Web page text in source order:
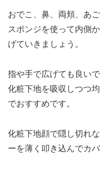
おでこ、鼻、両頬、あ
スポンジを使って内側
げていきましょう。
指や手で広げても良い
化粧下地を吸収しつつ
でおすすめです。
化粧下地顔で隠し切れ
ーを薄く叩き込んでカ